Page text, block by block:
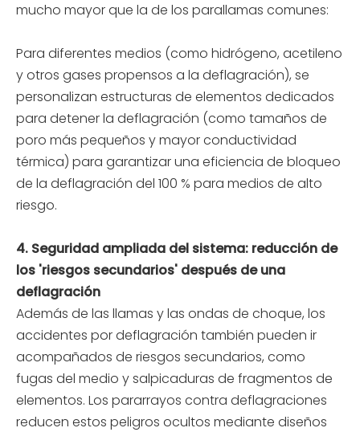
mucho mayor que la de los parallamas comunes:
Para diferentes medios (como hidrógeno, acetileno
y otros gases propensos a la deflagración), se
personalizan estructuras de elementos dedicados
para detener la deflagración (como tamaños de
poro más pequeños y mayor conductividad
térmica) para garantizar una eficiencia de bloqueo
de la deflagración del 100 % para medios de alto
riesgo.
4. Seguridad ampliada del sistema: reducción de
los 'riesgos secundarios' después de una
deflagración
Además de las llamas y las ondas de choque, los
accidentes por deflagración también pueden ir
acompañados de riesgos secundarios, como
fugas del medio y salpicaduras de fragmentos de
elementos. Los pararrayos contra deflagraciones
reducen estos peligros ocultos mediante diseños